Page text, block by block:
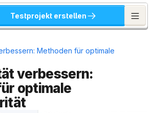
Testprojekt erstellen
Methoden für optimale
verbessern:
optimale